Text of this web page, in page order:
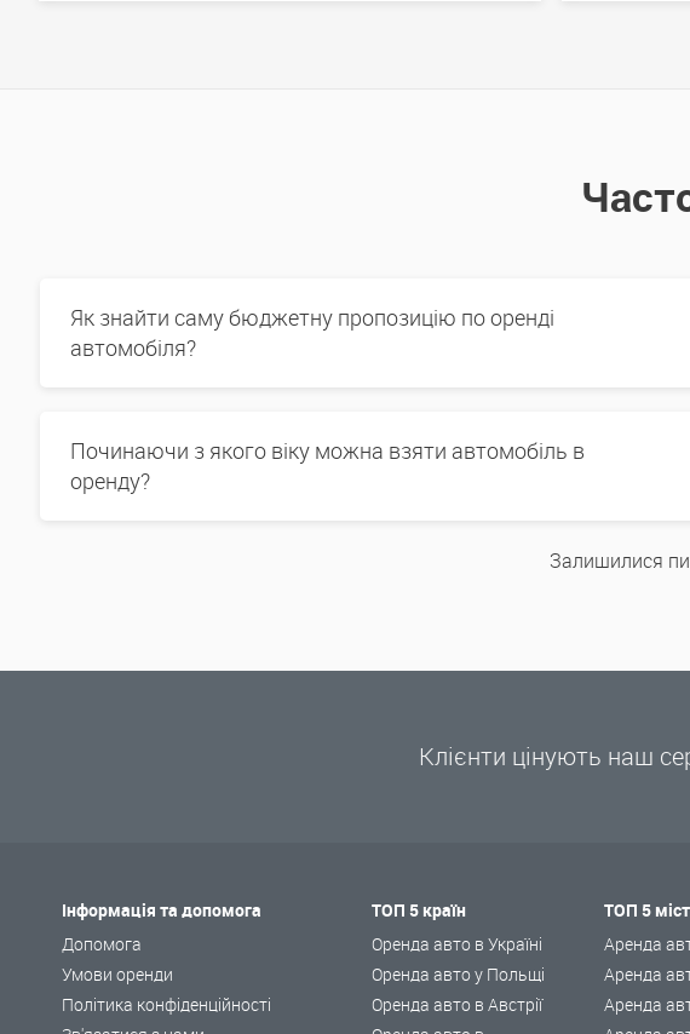
Як знайти саму бюджетну пропозицію по оренді
автомобіля?
Починаючи з якого віку можна взяти автомобіль в
оренду?
Залишилися
Клієнти цінують наш
Інформація та допомога
Допомога
Умови оренди
Політика конфіденційності
ТОП 5 країн
Оренда авто в Україні
Оренда авто у Польщі
Оренда авто в Австрії
ТОП 5
Аренда
Аренда
Аренда